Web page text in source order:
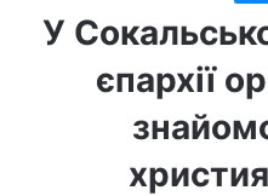
У
єпархії